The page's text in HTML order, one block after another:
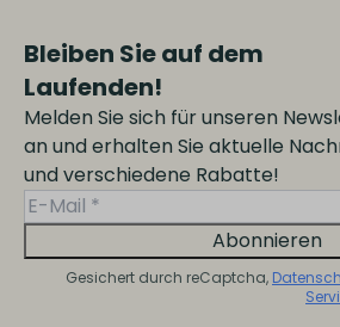
Bleiben Sie auf dem
Laufenden!
Melden Sie sich für unseren
an und erhalten Sie aktuelle
und verschiedene Rabatte!
Abonnieren
Gesichert durch reCaptcha,